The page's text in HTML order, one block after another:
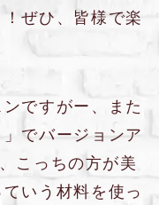
ぜひ、皆様で楽
ですがー、また
でバージョンア
こっちの方が美
いう材料を使っ